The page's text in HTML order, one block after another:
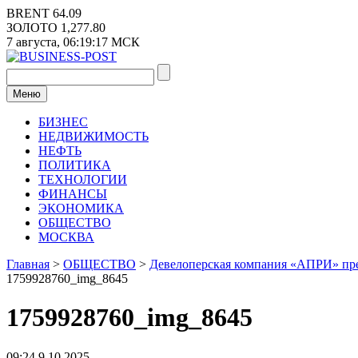
Перейти
к
содержимому
BRENT 64.09
ЗОЛОТО 1,277.80
7 августа, 06:19:18 МСК
Меню
БИЗНЕС
НЕДВИЖИМОСТЬ
НЕФТЬ
ПОЛИТИКА
ТЕХНОЛОГИИ
ФИНАНСЫ
ЭКОНОМИКА
ОБЩЕСТВО
МОСКВА
Главная > ОБЩЕСТВО > Девелоперская компания «АПРИ»
1759928760_img_8645
1759928760_img_8645